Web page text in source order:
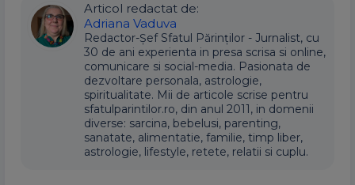
Articol redactat de:
Adriana Vaduva
Redactor-Șef Sfatul Părinților - Jurnalist, cu
30 de ani experienta in presa scrisa si online,
comunicare si social-media. Pasionata de
dezvoltare personala, astrologie,
spiritualitate. Mii de articole scrise pentru
sfatulparintilor.ro, din anul 2011, in domenii
diverse: sarcina, bebelusi, parenting,
sanatate, alimentatie, familie, timp liber,
astrologie, lifestyle, retete, relatii si cuplu.